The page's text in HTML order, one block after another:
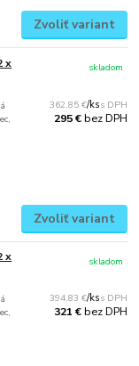
Zvoliť variant
x
362,85 €/ks
295 €bez DPH
skladom
Zvoliť variant
x
394,83 €/ks
321 €bez DPH
skladom